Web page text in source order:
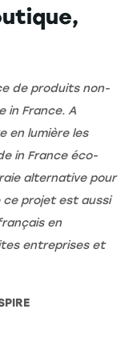
de produits non-
in France. A
en lumière les
in France éco-
alternative pour
projet est aussi
en
entreprises et